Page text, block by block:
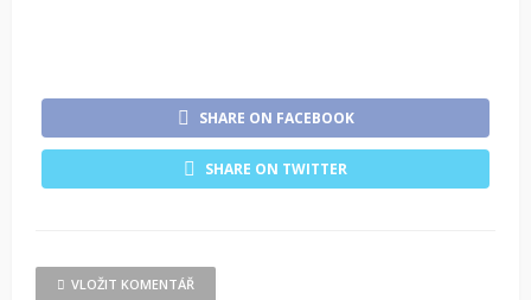
SHARE ON FACEBOOK
SHARE ON TWITTER
VLOŽIT KOMENTÁŘ